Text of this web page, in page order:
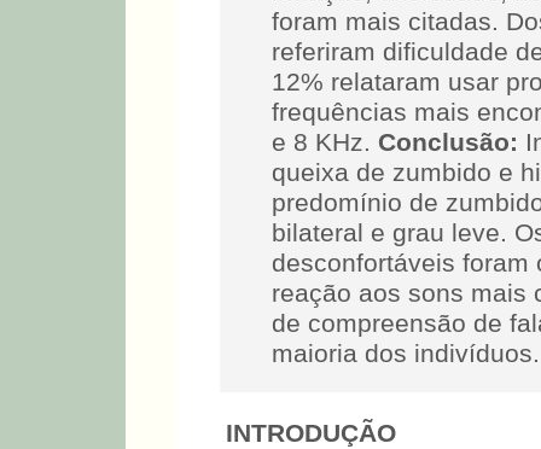
foram mais citadas.
referiram dificuldade
12% relataram usar
frequências mais
e 8 KHz. Conclusão:
queixa de zumbido e
predomínio de
bilateral e grau leve.
desconfortáveis
reação aos sons mais
de compreensão de
maioria dos indivíduos.
INTRODUÇÃO